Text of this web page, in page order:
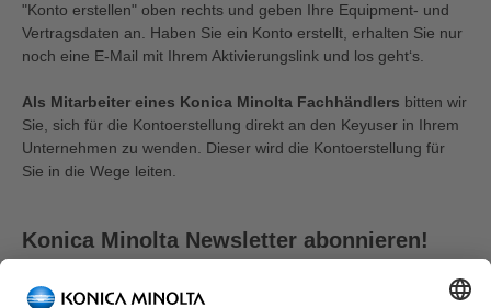
"Konto erstellen" oben rechts und geben Ihre Equipment- und
Vertragsdaten an. Haben Sie ein Konto erstellt, erhalten Sie nur
noch eine E-Mail mit Ihrem Aktivierungslink und los geht‘s.
Als Mitarbeiter eines Konica Minolta Fachhändlers bitten wir
Sie, sich für die Kontoerstellung direkt an den Keyuser in Ihrem
Unternehmen zu wenden. Dieser wird die Kontoerstellung für
Sie in die Wege leiten.
Konica Minolta Newsletter abonnieren!
Weil wir wissen, dass Ihre Zeit knapp ist, erhalten Sie von